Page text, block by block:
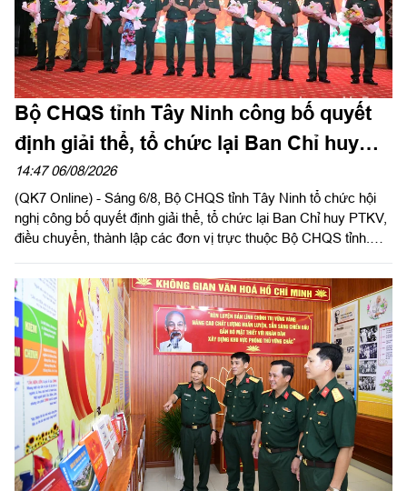
Bộ CHQS tỉnh Tây Ninh công bố quyết
định giải thể, tổ chức lại Ban Chỉ huy
phòng thủ khu vực
14:47 06/08/2026
(QK7 Online) - Sáng 6/8, Bộ CHQS tỉnh Tây Ninh tổ chức hội
nghị công bố quyết định giải thể, tổ chức lại Ban Chỉ huy PTKV,
điều chuyển, thành lập các đơn vị trực thuộc Bộ CHQS tỉnh.
Ngọc Hải, Phó Tham mưu trưởng Quân khu dự và phát biểu
chỉ đạo.